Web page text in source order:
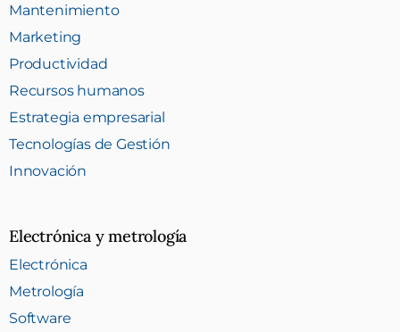
Mantenimiento
Marketing
Productividad
Recursos humanos
Estrategia empresarial
Tecnologías de Gestión
Innovación
Electrónica y metrología
Electrónica
Metrología
Software